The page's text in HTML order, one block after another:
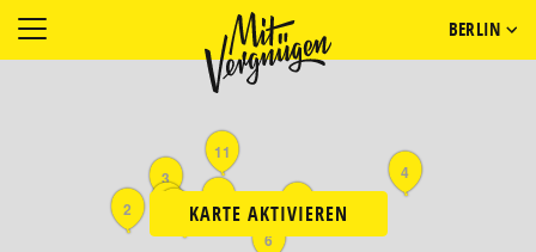
BERLIN
KARTE AKTIVIEREN
11
4
2
3
6
7